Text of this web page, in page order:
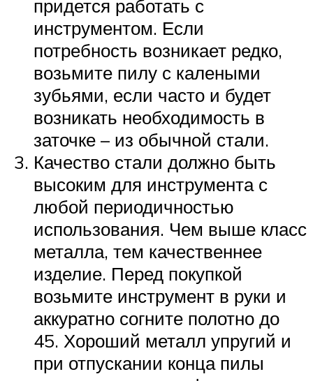
придется работать с
инструментом. Если
потребность возникает редко,
возьмите пилу с калеными
зубьями, если часто и будет
возникать необходимость в
заточке – из обычной стали.
Качество стали должно быть
высоким для инструмента с
любой периодичностью
использования. Чем выше класс
металла, тем качественнее
изделие. Перед покупкой
возьмите инструмент в руки и
аккуратно согните полотно до
45. Хороший металл упругий и
при отпускании конца пилы